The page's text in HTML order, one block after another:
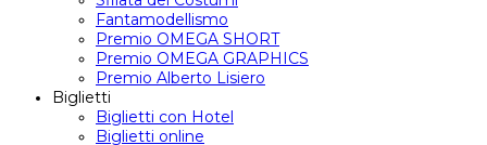
Fantamodellismo
Premio OMEGA SHORT
Premio OMEGA GRAPHICS
Premio Alberto Lisiero
Biglietti
Biglietti con Hotel
Biglietti online